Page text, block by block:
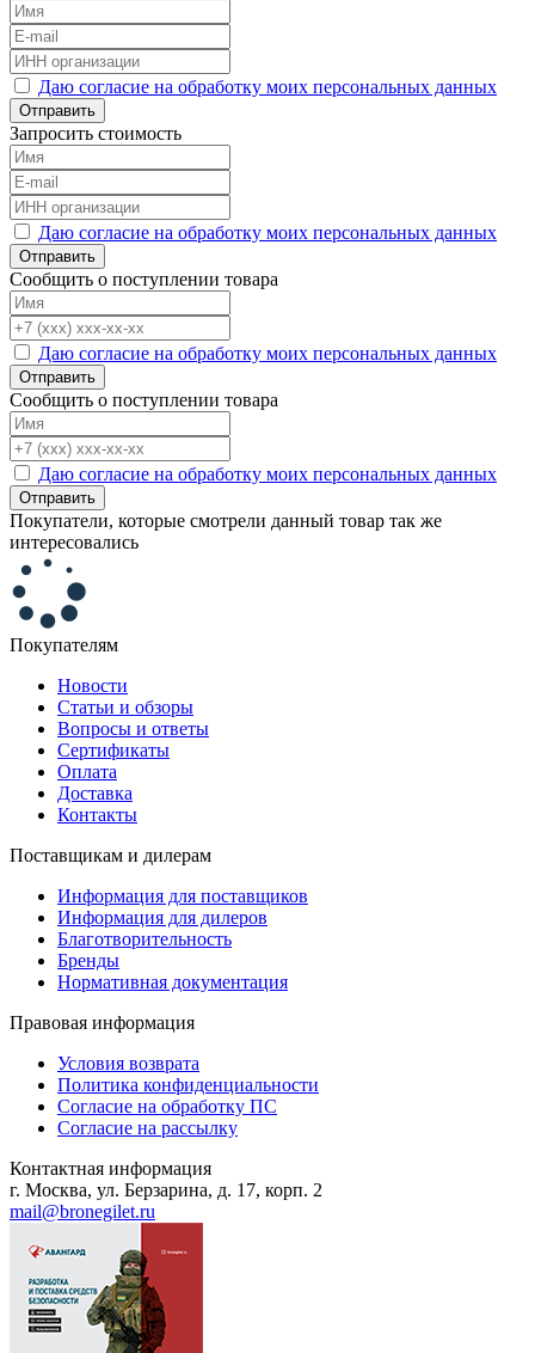
Даю согласие на обработку моих персональных данных
Отправить
Запросить стоимость
Даю согласие на обработку моих персональных данных
Отправить
Сообщить о поступлении товара
Даю согласие на обработку моих персональных данных
Отправить
Сообщить о поступлении товара
Даю согласие на обработку моих персональных данных
Отправить
Покупатели, которые смотрели данный товар так же
интересовались
Покупателям
Новости
Статьи и обзоры
Вопросы и ответы
Сертификаты
Оплата
Доставка
Контакты
Поставщикам и дилерам
Информация для поставщиков
Информация для дилеров
Благотворительность
Бренды
Нормативная документация
Правовая информация
Условия возврата
Политика конфиденциальности
Согласие на обработку ПС
Согласие на рассылку
Контактная информация
г. Москва, ул. Берзарина, д. 17, корп. 2
mail@bronegilet.ru